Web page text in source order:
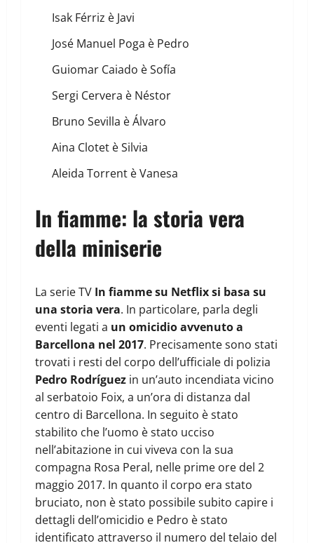
Isak Férriz è Javi
José Manuel Poga è Pedro
Guiomar Caiado è Sofía
Sergi Cervera è Néstor
Bruno Sevilla è Álvaro
Aina Clotet è Silvia
Aleida Torrent è Vanesa
In fiamme: la storia vera
della miniserie
La serie TV In fiamme su Netflix si basa su
una storia vera. In particolare, parla degli
eventi legati a un omicidio avvenuto a
Barcellona nel 2017. Precisamente sono stati
trovati i resti del corpo dell’ufficiale di polizia
Pedro Rodríguez in un’auto incendiata vicino
al serbatoio Foix, a un’ora di distanza dal
centro di Barcellona. In seguito è stato
stabilito che l’uomo è stato ucciso
nell’abitazione in cui viveva con la sua
compagna Rosa Peral, nelle prime ore del 2
maggio 2017. In quanto il corpo era stato
bruciato, non è stato possibile subito capire i
dettagli dell’omicidio e Pedro è stato
identificato attraverso il numero del telaio del